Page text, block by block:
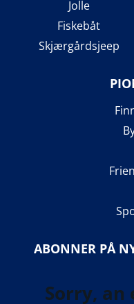
Jolle
Fiskebåt
Skjærgårdsjeep
ABONNER PÅ
Sorry, an